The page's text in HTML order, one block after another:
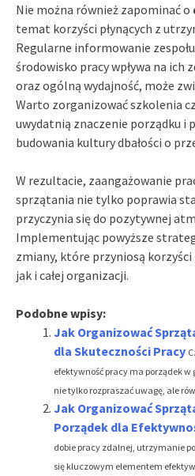
Nie można również zapominać o
temat korzyści płynących z
Regularne informowanie
środowisko pracy wpływa na ich
oraz ogólną wydajność, może
Warto zorganizować szkolenia
uwydatnią znaczenie porządku i
budowania kultury dbałości o
W rezultacie, zaangażowanie
sprzątania nie tylko poprawia
przyczynia się do pozytywnej
Implementując powyższe
zmiany, które przyniosą
jak i całej organizacji.
Podobne wpisy:
Jak Organizować
dla Skuteczności Pracy
efektywność pracy ma porządek w
nie tylko rozpraszać uwagę, ale
Jak Organizować
Porządek dla
dobie pracy zdalnej, utrzymanie
się kluczowym elementem